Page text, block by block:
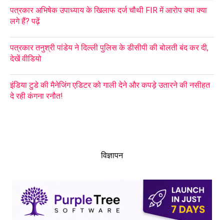
पत्रकार अभिषेक उपाध्याय के खिलाफ दर्ज चौथी FIR में आरोप क्या क्या
लगे हैं? पढ़ें
पत्रकार तनुश्री पांडेय ने दिल्ली पुलिस के डीसीपी की बोलती बंद कर दी,
देखें वीडियो
इंडिया टुडे की मैनेजिंग एडिटर को गाली देने और कपड़े उतारने की नसीहत
दे रही कंगना रनौत!
विज्ञापन